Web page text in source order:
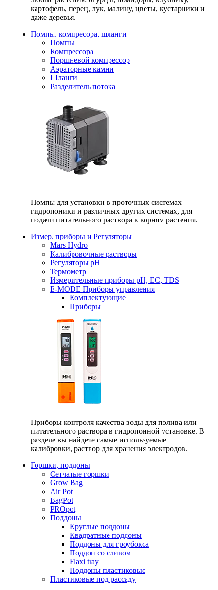
картофель, перец, лук, малину, цветы, кустарники и
даже деревья.
Помпы, компресора, шланги
Помпы
Компрессора
Поршневой компрессор
Аэраторные камни
Шланги
Разделитель потока
Помпы для установки в проточных системах
гидропоники и различных других системах, для
подачи питательного раствора к корням растения.
Измер. приборы и Регуляторы
Mars Hydro
Калибровочные растворы
Регуляторы рН
Термометр
Измерительные приборы pH, EC, TDS
E-MODE Приборы управления
Комплектующие
Приборы
Приборы контроля качества воды для полива или
питательного раствора в гидропонной установке. В
разделе вы найдете самые используемые
калибровки, раствор для хранения электродов.
Горшки, поддоны
Сетчатые горшки
Grow Bag
Air Pot
BagPot
PROpot
Поддоны
Круглые поддоны
Квадратные поддоны
Поддоны для гроубокса
Поддон со сливом
Flaxi tray
Поддоны пластиковые
Пластиковые под рассаду